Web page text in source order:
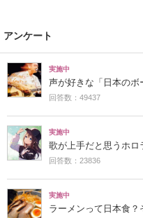
アンケート
実施中
声が好きな「日本のボ
回答数：49437
実施中
歌が上手だと思うホロ
回答数：23836
実施中
ラーメンって日本食？